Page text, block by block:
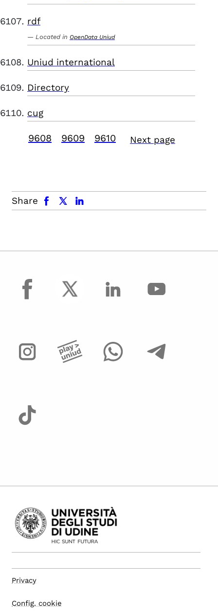
rdf
Located in OpenData Uniud
Uniud international
Directory
cug
9608 9609 9610 Next page
Share
facebook x.com linkedin
facebook
Privacy
Config. cookie